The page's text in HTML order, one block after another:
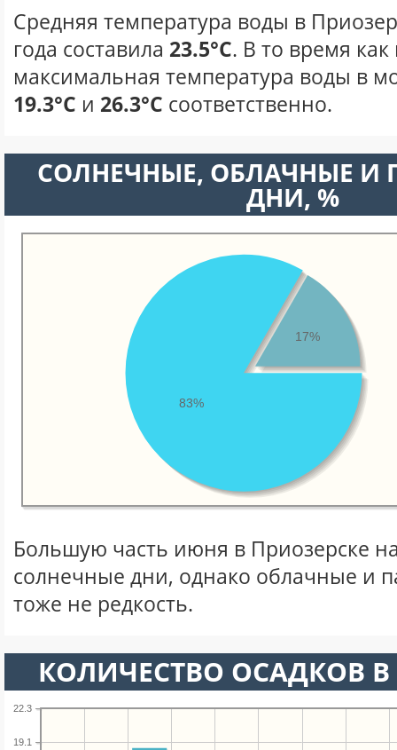
Средняя температура воды в
года составила 23.5°C. В то время
максимальная температура воды в
19.3°C и 26.3°C соответственно.
CОЛНЕЧНЫЕ, ОБЛАЧНЫЕ И
ДНИ, %
83%
17%
Большую часть июня в Приозерске
солнечные дни, однако облачные и
тоже не редкость.
КОЛИЧЕСТВО ОСАДКОВ
19.1
22.3